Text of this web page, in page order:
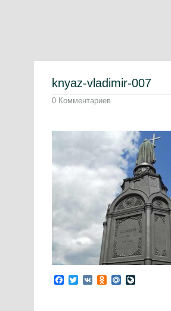
knyaz-vladimir-007
0 Комментариев
Facebook
Twitter
VK Odnoklassniki
Mail.Ru